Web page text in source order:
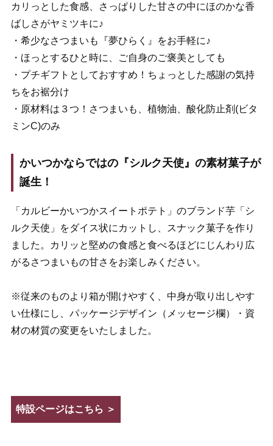
カリっとした食感、さっぱりした甘さの中にほのかな香
ばしさがヤミツキに♪
・希少なさつまいも『夢ひらく』をお手軽に♪
・ほっとするひと時に、ご自身のご褒美としても
・プチギフトとしておすすめ！ちょっとした感謝の気持
ちをお裾分け
・原材料は３つ！さつまいも、植物油、酸化防止剤(ビタ
ミンC)のみ
かいつかならではの『シルク天使』の素材菓子が
誕生！
「カルビーかいつかスイートポテト」のブランド芋「シ
ルク天使」をダイス状にカットし、スナック菓子を作り
ました。カリッと堅めの食感と食べるほどにじんわり広
がるさつまいもの甘さをお楽しみください。
※従来のものより箱が開けやすく、中身が取り出しやす
い仕様にし、パッケージデザイン（メッセージ欄）・資
材の材質の変更をいたしました。
特設ページはこちら ＞